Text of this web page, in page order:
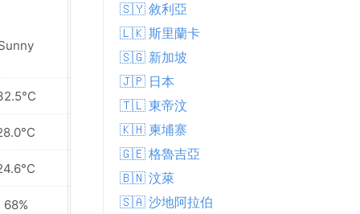
68%
34.1°C
29.5°C
25.2°C
69%
🇸🇾 敘利亞
🇱🇰 斯里蘭卡
🇸🇬 新加坡
🇯🇵 日本
🇹🇱 東帝汶
🇰🇭 柬埔寨
🇬🇪 格魯吉亞
🇧🇳 汶萊
🇸🇦 沙地阿拉伯